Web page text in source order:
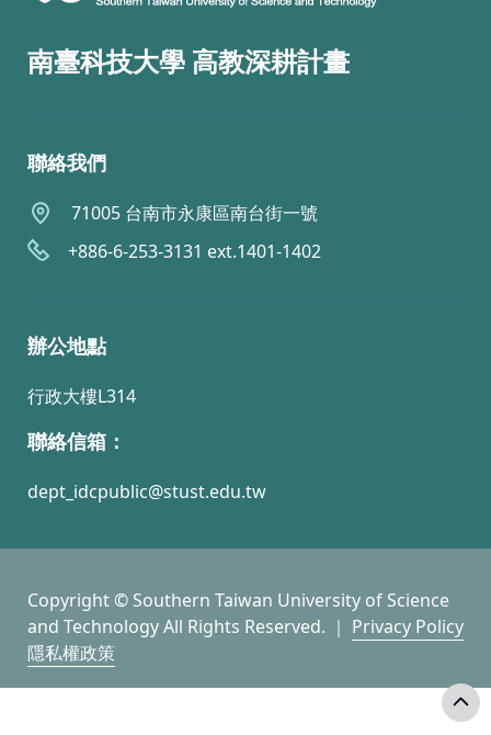
南臺科技大學 高教深耕計畫
聯絡我們
71005 台南市永康區南台街一號
+886-6-253-3131 ext.1401-1402
辦公地點
行政大樓L314
聯絡信箱：
dept_idcpublic@stust.edu.tw
Copyright © Southern Taiwan University of Science
and Technology All Rights Reserved. ｜ Privacy Policy
隱私權政策